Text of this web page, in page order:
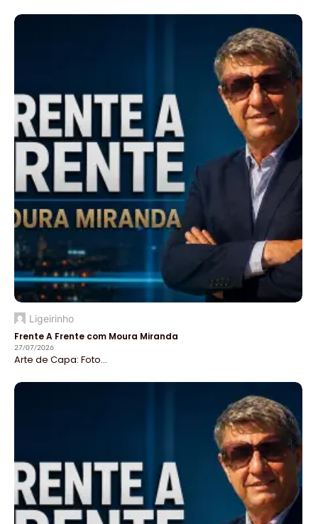
Ligeirinho
Frente A Frente com Moura Miranda
27/07/2026
Arte de Capa: Foto...